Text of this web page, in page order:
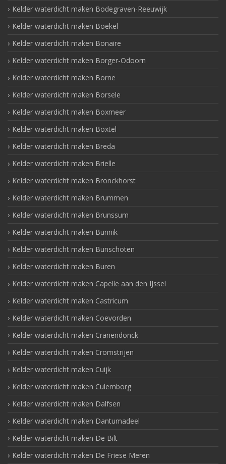
Kelder waterdicht maken Bodegraven-Reeuwijk
Kelder waterdicht maken Boekel
Kelder waterdicht maken Bonaire
Kelder waterdicht maken Borger-Odoorn
Kelder waterdicht maken Borne
Kelder waterdicht maken Borsele
Kelder waterdicht maken Boxmeer
Kelder waterdicht maken Boxtel
Kelder waterdicht maken Breda
Kelder waterdicht maken Brielle
Kelder waterdicht maken Bronckhorst
Kelder waterdicht maken Brummen
Kelder waterdicht maken Brunssum
Kelder waterdicht maken Bunnik
Kelder waterdicht maken Bunschoten
Kelder waterdicht maken Buren
Kelder waterdicht maken Capelle aan den IJssel
Kelder waterdicht maken Castricum
Kelder waterdicht maken Coevorden
Kelder waterdicht maken Cranendonck
Kelder waterdicht maken Cromstrijen
Kelder waterdicht maken Cuijk
Kelder waterdicht maken Culemborg
Kelder waterdicht maken Dalfsen
Kelder waterdicht maken Dantumadeel
Kelder waterdicht maken De Bilt
Kelder waterdicht maken De Friese Meren